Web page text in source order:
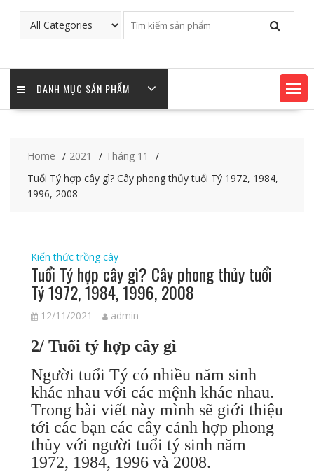
DANH MỤC SẢN PHẨM
Home 2021
Tháng 11
Tuổi Tý hợp cây gì? Cây phong thủy tuổi Tý 1972, 1984,
1996, 2008
Kiến thức trồng cây
Tuổi Tý hợp cây gì? Cây phong thủy tuổi
Tý 1972, 1984, 1996, 2008
12/11/2021 admin
2/ Tuổi tý hợp cây gì
Người tuổi Tý có nhiều năm sinh
khác nhau với các mệnh khác nhau.
Trong bài viết này mình sẽ giới thiệu
tới các bạn các cây cảnh hợp phong
thủy với người tuổi tý sinh năm
1972, 1984, 1996 và 2008.